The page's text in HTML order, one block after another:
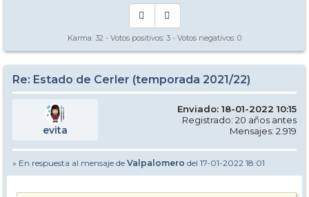
Karma: 32 - Votos positivos: 3 - Votos negativos: 0
Re: Estado de Cerler (temporada 2021/22)
evita
Enviado: 18-01-2022 10:15
Registrado: 20 años antes
Mensajes: 2.919
» En respuesta al mensaje de Valpalomero del 17-01-2022 18:01